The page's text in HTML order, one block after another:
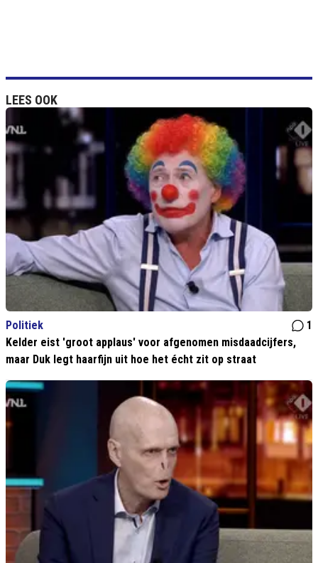
LEES OOK
Politiek
1
Kelder eist 'groot applaus' voor afgenomen misdaadcijfers,
maar Duk legt haarfijn uit hoe het écht zit op straat